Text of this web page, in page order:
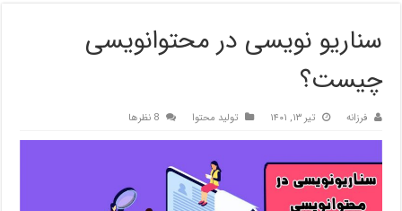
سناریو نویسی در محتوانویسی
چیست؟
فرزانه تیر ۱۳, ۱۴۰۱ تولید محتوا 8 نظرها